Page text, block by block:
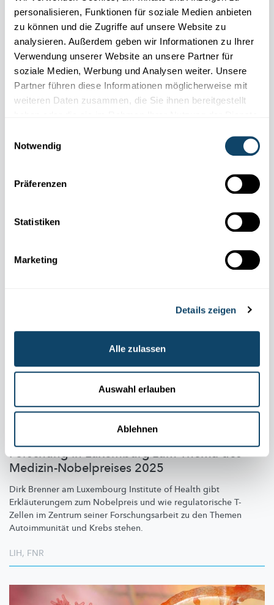
personalisieren, Funktionen für soziale Medien anbieten
zu können und die Zugriffe auf unsere Website zu
analysieren. Außerdem geben wir Informationen zu Ihrer
Verwendung unserer Website an unsere Partner für
soziale Medien, Werbung und Analysen weiter. Unsere
Partner führen diese Informationen möglicherweise mit
weiteren Daten zusammen, die Sie ihnen bereitgestellt
Notwendig
Präferenzen
Statistiken
Marketing
Details zeigen
Alle zulassen
Auswahl erlauben
Ablehnen
Parkinson: Was sich in Therapie und
Forschung tut
Noch ist die
Behandlung und Forschung machen Fortschritte. Die größte
Disziplinen.
Forschung in Luxemburg zum Thema des
Medizin-Nobelpreises 2025
Dirk Brenner am Luxembourg Institute of Health gibt
Erkläuterungem zum Nobelpreis und wie regulatorische T-
Zellen im Zentrum seiner Forschungsarbeit zu den Themen
Autoimmunität und Krebs stehen.
LIH, FNR